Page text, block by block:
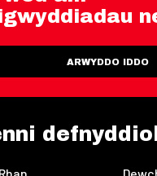
ARWYDDO IDDO
defnyddiol